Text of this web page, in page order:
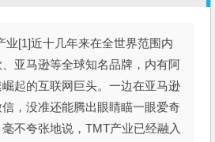
业[1]近十几年来在全世界范围内
亚马逊等全球知名品牌，内有阿
起的互联网巨头。一边在亚马逊
信，没准还能腾出眼睛瞄一眼爱奇
不夸张地说，TMT产业已经融入